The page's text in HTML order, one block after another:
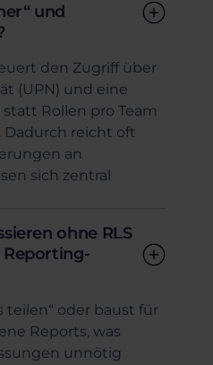
und
den Zugriff über
(UPN) und eine
Rollen pro Team
Dadurch reicht oft
an
sich zentral
ohne RLS
teilen“ oder baust für
Reports, was
unnötig